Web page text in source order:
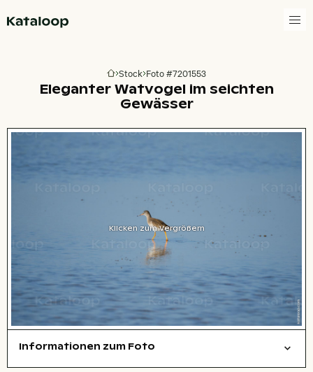
Zur Homepage
Stock Foto #7201553
Eleganter Watvogel im seichten
Gewässer
Klicken zum Vergrößern
Informationen zum Foto